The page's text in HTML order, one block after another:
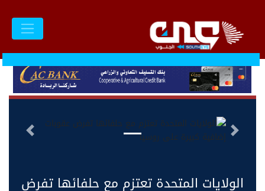
التالى السابق
الولايات المتحدة تعتزم مع حلفائها تفرض